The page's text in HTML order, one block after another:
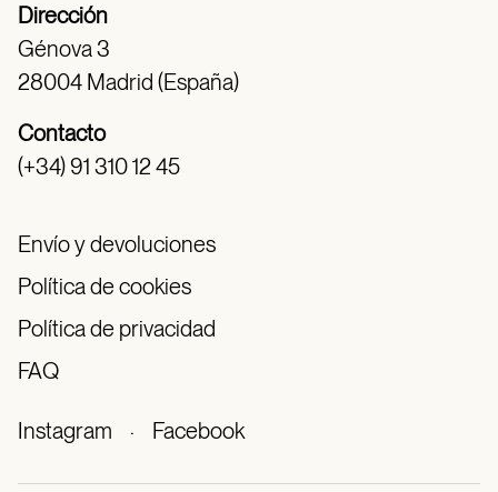
Dirección
Génova 3
28004 Madrid (España)
Contacto
(+34) 91 310 12 45
Envío y devoluciones
Política de cookies
Política de privacidad
FAQ
Instagram · Facebook